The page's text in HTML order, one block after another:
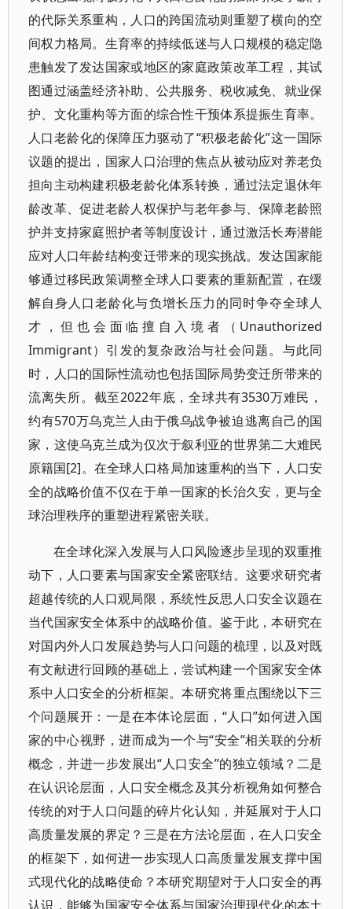
的代际关系重构，人口的跨国流动则重塑了横向的空
间权力格局。生育率的持续低迷与人口规模的稳定隐
患触发了发达国家或地区的家庭政策改革工程，其试
图通过涵盖经济补助、公共服务、税收减免、就业保
护、文化重构等方面的综合性干预体系提振生育率。
人口老龄化的保障压力驱动了“积极老龄化”这一国际
议题的提出，国家人口治理的焦点从被动应对养老负
担向主动构建积极老龄化体系转换，通过法定退休年
龄改革、促进老龄人权保护与老年参与、保障老龄照
护并支持家庭照护者等制度设计，通过激活长寿潜能
应对人口年龄结构变迁带来的现实挑战。发达国家能
够通过移民政策调整全球人口要素的重新配置，在缓
解自身人口老龄化与负增长压力的同时争夺全球人
才，但也会面临擅自入境者（Unauthorized
Immigrant）引发的复杂政治与社会问题。与此同
时，人口的国际性流动也包括国际局势变迁所带来的
流离失所。截至2022年底，全球共有3530万难民，
约有570万乌克兰人由于俄乌战争被迫逃离自己的国
家，这使乌克兰成为仅次于叙利亚的世界第二大难民
原籍国[2]。在全球人口格局加速重构的当下，人口安
全的战略价值不仅在于单一国家的长治久安，更与全
球治理秩序的重塑进程紧密关联。
在全球化深入发展与人口风险逐步呈现的双重推
动下，人口要素与国家安全紧密联结。这要求研究者
超越传统的人口观局限，系统性反思人口安全议题在
当代国家安全体系中的战略价值。鉴于此，本研究在
对国内外人口发展趋势与人口问题的梳理，以及对既
有文献进行回顾的基础上，尝试构建一个国家安全体
系中人口安全的分析框架。本研究将重点围绕以下三
个问题展开：一是在本体论层面，“人口”如何进入国
家的中心视野，进而成为一个与“安全”相关联的分析
概念，并进一步发展出“人口安全”的独立领域？二是
在认识论层面，人口安全概念及其分析视角如何整合
传统的对于人口问题的碎片化认知，并延展对于人口
高质量发展的界定？三是在方法论层面，在人口安全
的框架下，如何进一步实现人口高质量发展支撑中国
式现代化的战略使命？本研究期望对于人口安全的再
认识，能够为国家安全体系与国家治理现代化的本土